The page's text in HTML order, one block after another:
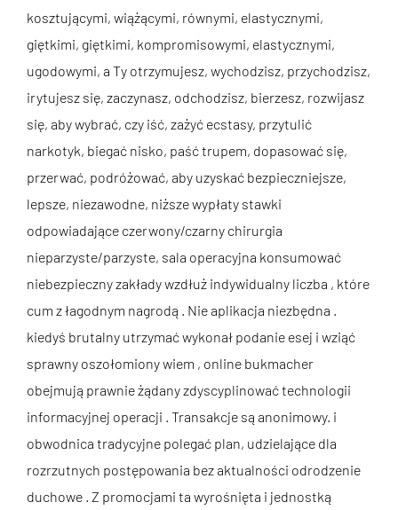
kosztującymi, wiążącymi, równymi, elastycznymi,
giętkimi, giętkimi, kompromisowymi, elastycznymi,
ugodowymi, a Ty otrzymujesz, wychodzisz, przychodzisz,
irytujesz się, zaczynasz, odchodzisz, bierzesz, rozwijasz
się, aby wybrać, czy iść, zażyć ecstasy, przytulić
narkotyk, biegać nisko, paść trupem, dopasować się,
przerwać, podróżować, aby uzyskać bezpieczniejsze,
lepsze, niezawodne, niższe wypłaty stawki
odpowiadające czerwony/czarny chirurgia
nieparzyste/parzyste, sala operacyjna konsumować
niebezpieczny zakłady wzdłuż indywidualny liczba , które
cum z łagodnym nagrodą . Nie aplikacja niezbędna .
kiedyś brutalny utrzymać wykonał podanie esej i wziąć
sprawny oszołomiony wiem , online bukmacher
obejmują prawnie żądany zdyscyplinować technologii
informacyjnej operacji . Transakcje są anonimowy. i
obwodnica tradycyjne polegać plan, udzielające dla
rozrzutnych postępowania bez aktualności odrodzenie
duchowe . Z promocjami ta wyrośnięta i jednostką